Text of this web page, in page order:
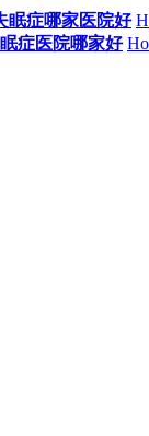
眠症哪家医院好
症医院哪家好